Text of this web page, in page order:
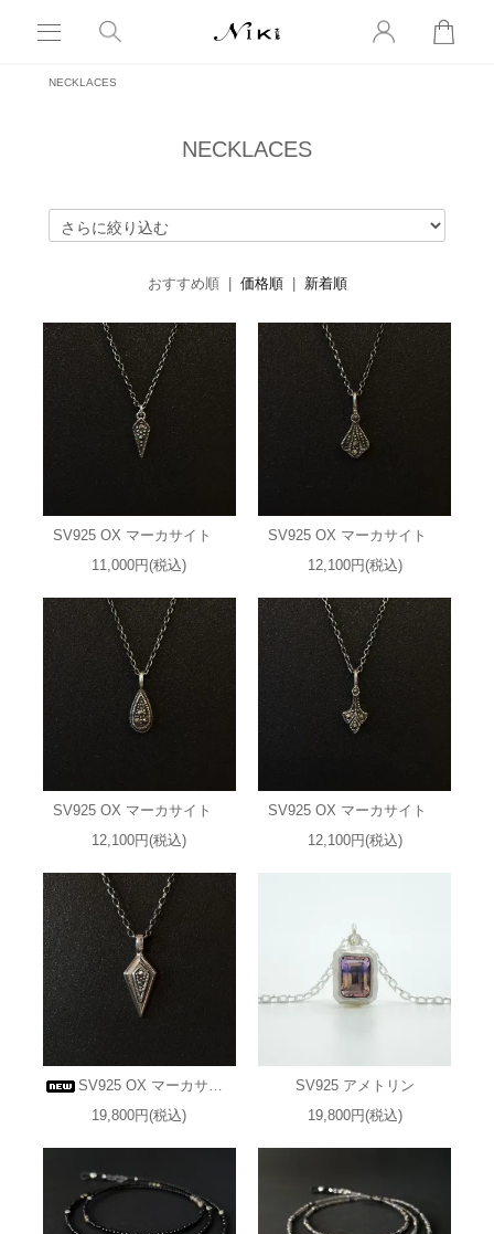
NECKLACES
NECKLACES
おすすめ順 | 価格順| 新着順
SV925 OX マーカサイト
11,000円(税込)
SV925 OX マーカサイト
12,100円(税込)
SV925 OX マーカサイト
12,100円(税込)
SV925 OX マーカサイト
12,100円(税込)
SV925 OX マーカサイト
19,800円(税込)
SV925 アメトリン
19,800円(税込)